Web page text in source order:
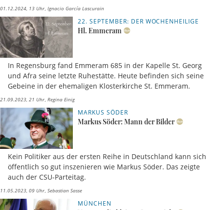
01.12.2024, 13 Uhr Ignacio García Lascurain
22. SEPTEMBER: DER WOCHENHEILIGE
Hl. Emmeram
In Regensburg fand Emmeram 685 in der Kapelle St. Georg
und Afra seine letzte Ruhestätte. Heute befinden sich seine
Gebeine in der ehemaligen Klosterkirche St. Emmeram.
21.09.2023, 21 Uhr Regina Einig
MARKUS SÖDER
Markus Söder: Mann der Bilder
Kein Politiker aus der ersten Reihe in Deutschland kann sich
öffentlich so gut inszenieren wie Markus Söder. Das zeigte
auch der CSU-Parteitag.
11.05.2023, 09 Uhr Sebastian Sasse
MÜNCHEN